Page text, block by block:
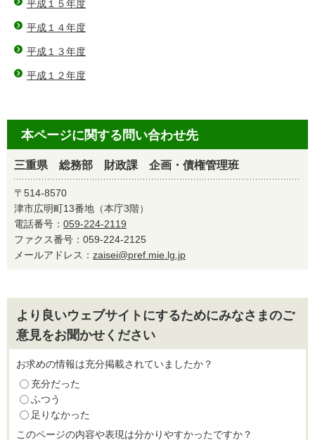
平成１５年度
平成１４年度
平成１３年度
平成１２年度
本ページに関する問い合わせ先
三重県 総務部 財政課 企画・債権管理班
〒514-8570
津市広明町13番地（本庁3階）
電話番号： 059-224-2119
ファクス番号：059-224-2125
メールアドレス： zaisei@pref.mie.lg.jp
より良いウェブサイトにするためにみなさまのご
意見をお聞かせください
お求めの情報は充分掲載されていましたか？
充分だった
ふつう
足りなかった
このページの内容や表現は分かりやすかったですか？